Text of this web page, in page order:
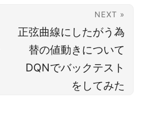
NEXT »
正弦曲線にしたがう為
替の値動きについて
DQNでバックテスト
をしてみた